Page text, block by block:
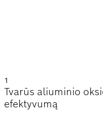
1
Tvarūs aliuminio
efektyvumą